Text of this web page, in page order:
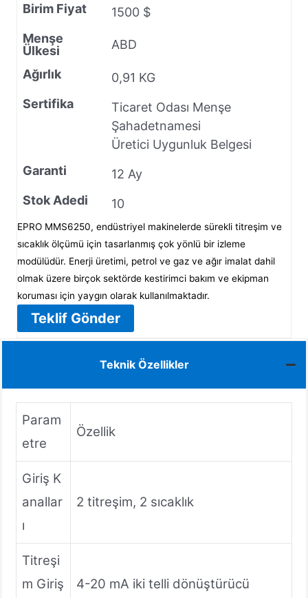
Birim Fiyat
1500 $
Menşe
Ülkesi
ABD
Ağırlık
0,91 KG
Sertifika
Ticaret Odası Menşe
Şahadetnamesi
Üretici Uygunluk Belgesi
Garanti
12 Ay
Stok Adedi
10
EPRO MMS6250, endüstriyel makinelerde sürekli titreşim ve
sıcaklık ölçümü için tasarlanmış çok yönlü bir izleme
modülüdür. Enerji üretimi, petrol ve gaz ve ağır imalat dahil
olmak üzere birçok sektörde kestirimci bakım ve ekipman
koruması için yaygın olarak kullanılmaktadır.
Teklif Gönder
Teknik Özellikler
Param
etre
Özellik
Giriş K
anallar
ı
2 titreşim, 2 sıcaklık
Titreşi
m Giriş
4-20 mA iki telli dönüştürücü